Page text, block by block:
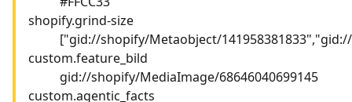
shopify.grind-size
["gid://shopify/Metaobject/
custom.feature_bild
gid://shopify/MediaImage/68646040699145
custom.agentic_facts